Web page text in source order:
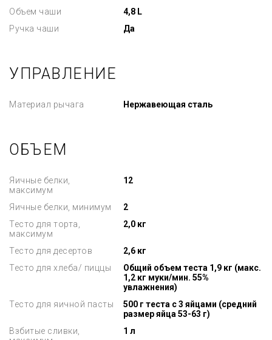
Объем чаши
4,8 L
Ручка чаши
Да
УПРАВЛЕНИЕ
Материал рычага Нержавеющая сталь
ОБЪЕМ
Яичные белки,
максимум
12
Яичные белки, минимум
2
Тесто для торта,
максимум
2,0 кг
Тесто для десертов
2,6 кг
Тесто для хлеба/ пиццы
Общий объем теста 1,9 кг (макс.
1,2 кг муки/мин. 55%
увлажнения)
Тесто для яичной пасты
500 г теста с 3 яйцами (средний
размер яйца 53-63 г)
Взбитые сливки,
1 л